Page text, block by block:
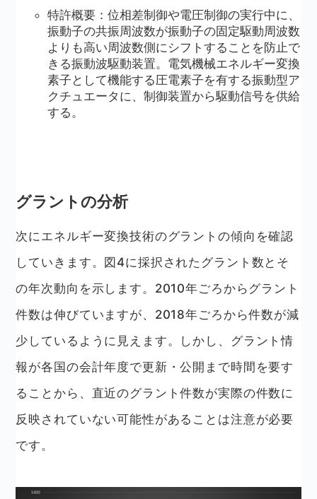
特許概要：位相差制御や電圧制御の実行中に、
振動子の共振周波数が振動子の固定駆動周波数
よりも高い周波数側にシフトすることを防止で
きる振動波駆動装置。電気機械エネルギー変換
素子として機能する圧電素子を有する振動型ア
クチュエータに、制御装置から駆動信号を供給
する。
グラントの分析
次にエネルギー変換技術のグラントの傾向を確認
していきます。図4に採択されたグラント数とそ
の年次動向を示します。2010年ごろからグラント
件数は伸びていますが、2018年ごろから件数が減
少しているように見えます。しかし、グラント情
報が各国の会計年度で更新・公開まで時間を要す
ることから、直近のグラント件数が実際の件数に
反映されていない可能性があることは注意が必要
です。